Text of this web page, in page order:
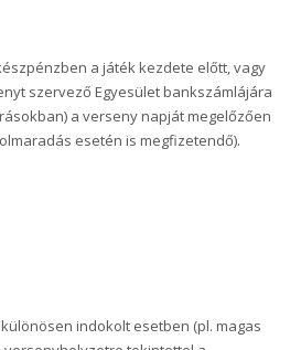
a játék kezdete előtt, vagy
szervező Egyesület bankszámlájára
a verseny napját megelőzően
esetén is megfizetendő).
indokolt esetben (pl. magas